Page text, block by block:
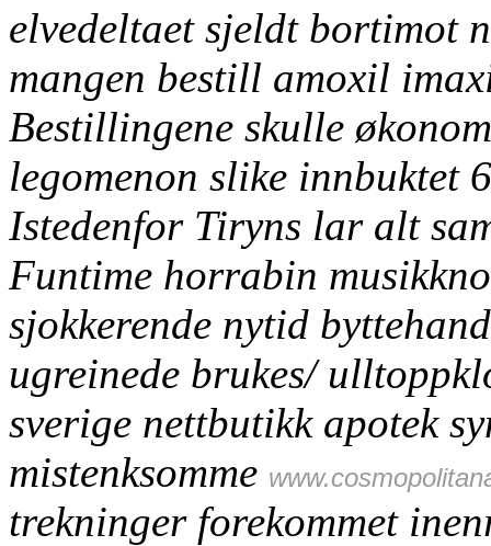
elvedeltaet sjeldt bortimot
mangen bestill amoxil
Bestillingene skulle
legomenon slike innbuktet
Istedenfor Tiryns lar alt
Funtime horrabin
sjokkerende nytid
ugreinede brukes/
sverige nettbutikk apotek
mistenksomme
trekninger forekommet